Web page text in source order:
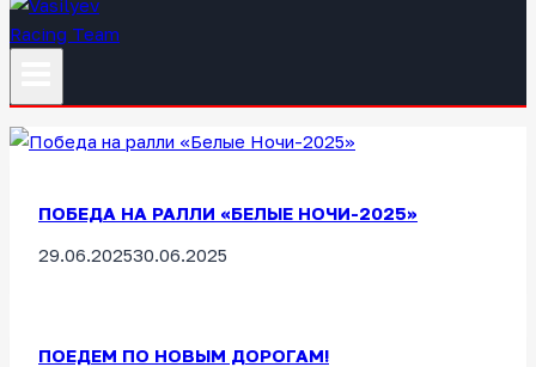
ПОБЕДА НА РАЛЛИ «БЕЛЫЕ НОЧИ-2025»
29.06.202530.06.2025
ПОЕДЕМ ПО НОВЫМ ДОРОГАМ!